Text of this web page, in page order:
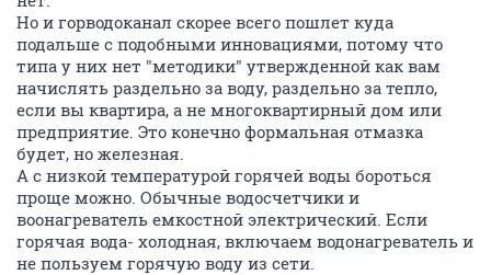
Но и горводоканал скорее всего пошлет куда
подальше с подобными инновациями, потому что
типа у них нет "методики" утвержденной как вам
начислять раздельно за воду, раздельно за тепло,
если вы квартира, а не многоквартирный дом или
предприятие. Это конечно формальная отмазка
будет, но железная.
А с низкой температурой горячей воды бороться
проще можно. Обычные водосчетчики и
воонагреватель емкостной электрический. Если
горячая вода- холодная, включаем водонагреватель и
не пользуем горячую воду из сети.